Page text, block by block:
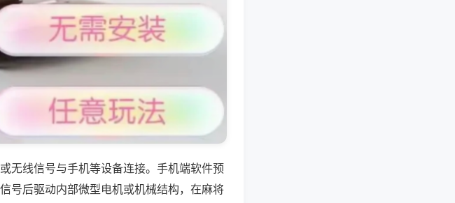
无线信号与手机等设备连接。手机端软件预
号后驱动内部微型电机或机械结构，在麻将